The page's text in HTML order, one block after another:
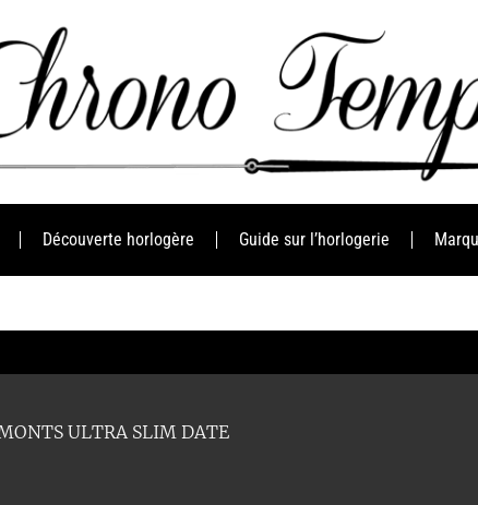
Découverte horlogère Guide sur l’horlogerie
ULTRA SLIM DATE